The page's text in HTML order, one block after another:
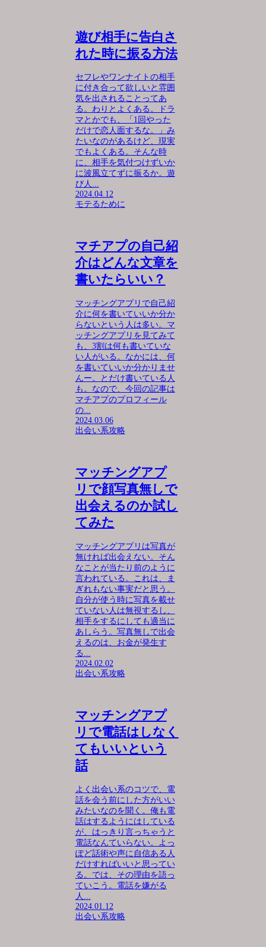
遊び相手に告白さ
れた時に振る方法
セフレやワンナイトの相手
に付き合って欲しいと雰囲
気を出されることってあ
る。わりとよくある。ドラ
マとかでも、「1回やった
だけで恋人面するな。」み
たいなのがあるけど、現実
でもよくある。そんな時
に、相手を気付つけずいか
に波風立てずに振るか。遊
び人...
2024.04.12
モテるために
マチアプの自己紹
介はどんな文章を
書いたらいい？
マッチングアプリで自己紹
介に何を書いていいか分か
らないという人は多い。マ
ッチングアプリを見てみて
も、3割は何も書いていな
い人がいる。なかには、何
を書いていいか分かりませ
んー。とだけ書いている人
も。なので、今回の記事は
マチアプのプロフィール
の...
2024.03.06
出会い系攻略
マッチングアプ
リで顔写真無しで
出会えるのか試し
てみた
マッチングアプリは写真が
無ければ出会えない。そん
なことが当たり前のように
言われている。これは、ま
ぎれもない事実だと思う。
自分が使う時に写真を載せ
ていない人は無視するし、
相手をするにしても適当に
あしらう。写真無しで出会
えるのは、お金が発生す
る...
2024.02.02
出会い系攻略
マッチングアプ
リで電話はしなく
てもいいという
話
よく出会い系のコツで、電
話を会う前にした方がいい
みたいなのを聞く。俺も電
話はするようにはしている
が、はっきり言っちゃうと
電話なんていらない。よっ
ぽど話術や声に自信ある人
だけすればいいと思ってい
る。では、その理由を語っ
ていこう。電話を嫌がる
人...
2024.01.12
出会い系攻略